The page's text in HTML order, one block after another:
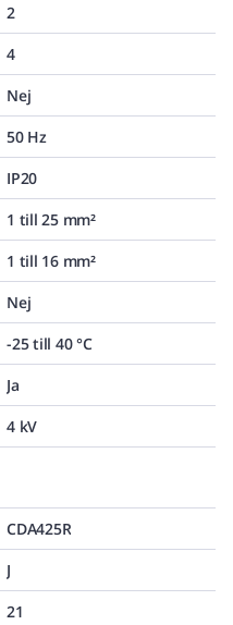
2
4
Nej
50 Hz
IP20
1 till 25 mm²
1 till 16 mm²
Nej
-25 till 40 °C
Ja
4 kV
CDA425R
J
21